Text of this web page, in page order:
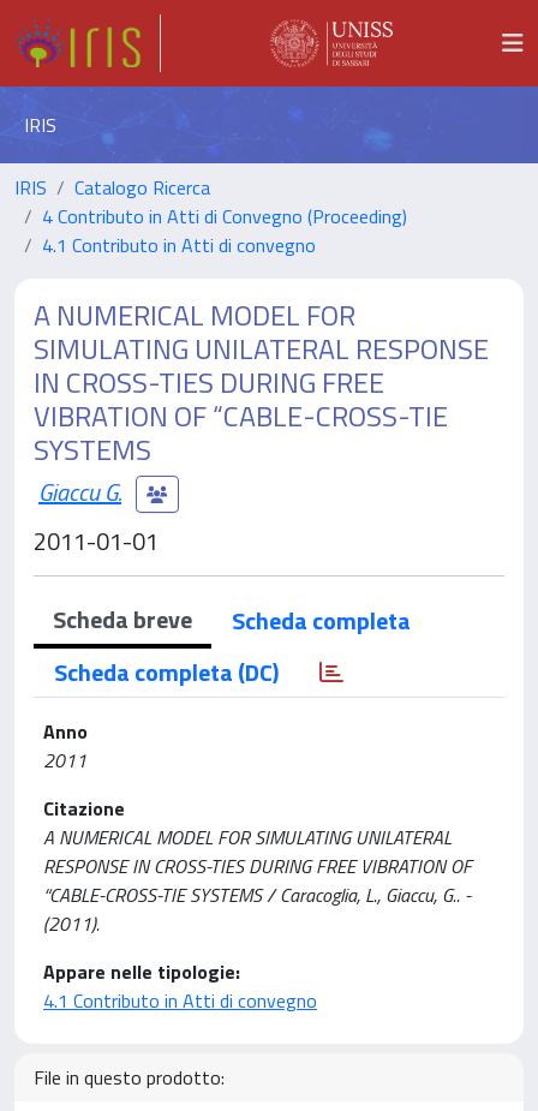
IRIS
IRIS
Catalogo Ricerca
4 Contributo in Atti di Convegno (Proceeding)
4.1 Contributo in Atti di convegno
A NUMERICAL MODEL FOR
SIMULATING UNILATERAL RESPONSE
IN CROSS-TIES DURING FREE
VIBRATION OF “CABLE-CROSS-TIE
SYSTEMS
Giaccu G.
2011-01-01
Scheda breve
Scheda completa
Scheda completa (DC)
Anno
2011
Citazione
A NUMERICAL MODEL FOR SIMULATING UNILATERAL
RESPONSE IN CROSS-TIES DURING FREE VIBRATION OF
“CABLE-CROSS-TIE SYSTEMS / Caracoglia, L., Giaccu, G.. -
(2011).
Appare nelle tipologie:
4.1 Contributo in Atti di convegno
File in questo prodotto: